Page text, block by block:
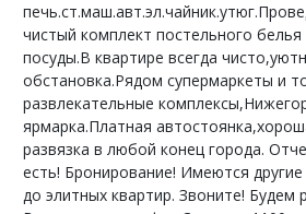
чистый комплект постельного
посуды.В квартире всегда
обстановка.Рядом супермаркеты и
развлекательные
ярмарка.Платная
развязка в любой конец города.
есть! Бронирование! Имеются
до элитных квартир. Звоните! Будем